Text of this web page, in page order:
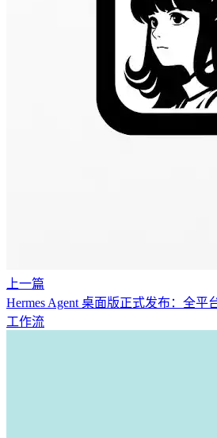
上一篇
Hermes Agent 桌面版正式发布：全
工作流